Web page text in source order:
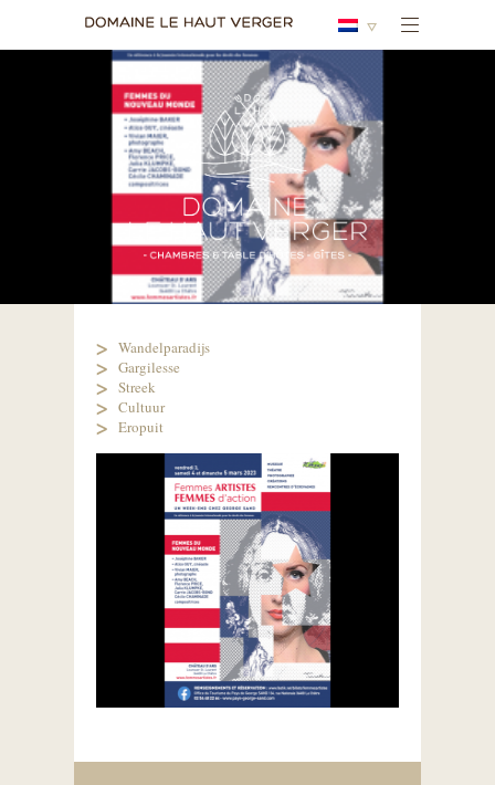
Wandelparadijs
Gargilesse
Streek
Cultuur
Eropuit